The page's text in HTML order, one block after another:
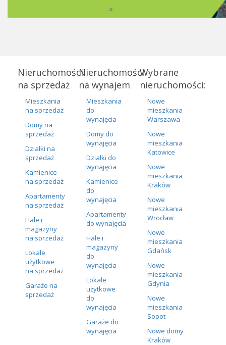
Nieruchomości
na sprzedaż
Mieszkania
na sprzedaż
Domy na
sprzedaż
Działki na
sprzedaż
Kamienice
na sprzedaż
Apartamenty
na sprzedaż
Hale i
magazyny
na sprzedaż
Lokale
użytkowe
na sprzedaż
Garaże na
sprzedaż
Nieruchomości
na wynajem
Mieszkania
do
wynajęcia
Domy do
wynajęcia
Działki do
wynajęcia
Kamienice
do
wynajęcia
Apartamenty
do wynajęcia
Hale i
magazyny
do
wynajęcia
Lokale
użytkowe
do
wynajęcia
Garaże do
wynajęcia
Wybrane
nieruchomości:
Nowe
mieszkania
Warszawa
Nowe
mieszkania
Katowice
Nowe
mieszkania
Kraków
Nowe
mieszkania
Wrocław
Nowe
mieszkania
Gdańsk
Nowe
mieszkania
Gdynia
Nowe
mieszkania
Sopot
Nowe domy
Kraków